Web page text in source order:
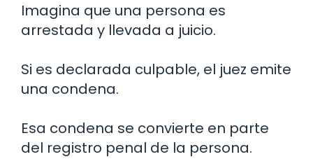
Imagina que una persona es
arrestada y llevada a juicio.
Si es declarada culpable, el juez emite
una condena.
Esa condena se convierte en parte
del registro penal de la persona.